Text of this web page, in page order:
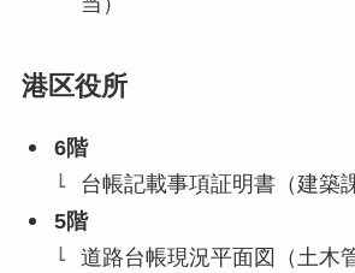
港区役所
6階
台帳記載事項証明書（建築
5階
道路台帳現況平面図（土木